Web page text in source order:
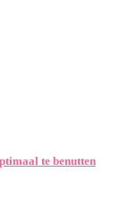
te benutten